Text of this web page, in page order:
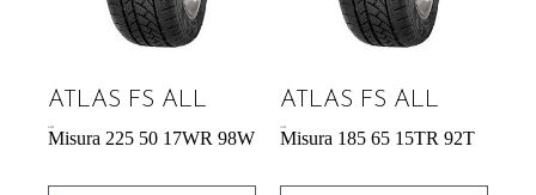
ATLAS FS ALL
Misura 225 50 17WR 98W
ATLAS FS ALL
Misura 185 65 15TR 92T